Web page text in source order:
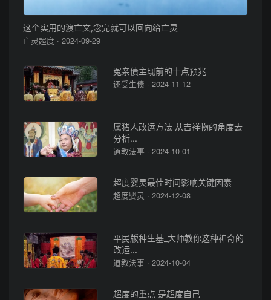
这个实用的渡亡文,念完就可以回向给亡灵
亡灵超度 · 2024-09-29
冤亲债主现前的十点预兆
还受生债 · 2024-11-12
属猪人改运方法 从吉祥物的角度去
分析...
道教法事 · 2024-10-01
超度婴灵最佳时间影响关键因素
超度婴灵 · 2024-12-08
平民版种生基_大师教你这种神奇的
改运...
道教法事 · 2024-10-04
超度的重点 是超度自己